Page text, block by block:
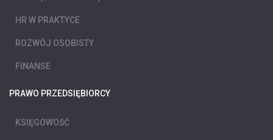
HR W PRAKTYCE
ROZWÓJ OSOBISTY
FINANSE
PRAWO PRZEDSIĘBIORCY
KSIĘGOWOŚĆ